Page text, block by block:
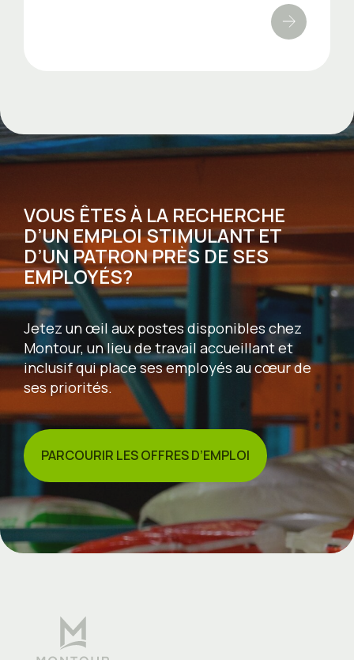
VOUS ÊTES À LA RECHERCHE
D’UN EMPLOI STIMULANT ET
D’UN PATRON PRÈS DE SES
EMPLOYÉS?
Jetez un œil aux postes disponibles chez
Montour, un lieu de travail accueillant et
inclusif qui place ses employés au cœur de
ses priorités.
PARCOURIR LES OFFRES D’EMPLOI